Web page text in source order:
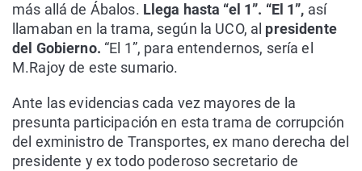
más allá de Ábalos. Llega hasta “el 1”. “El 1”, así
llamaban en la trama, según la UCO, al presidente
del Gobierno. “El 1”, para entendernos, sería el
M.Rajoy de este sumario.
Ante las evidencias cada vez mayores de la
presunta participación en esta trama de corrupción
del exministro de Transportes, ex mano derecha del
presidente y ex todo poderoso secretario de